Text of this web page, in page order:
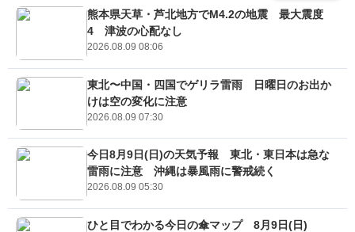
熊本県天草・芦北地方でM4.2の地震 最大震度
4 津波の心配なし
2026.08.09 08:06
東北〜中国・四国でゲリラ雷雨 日曜日のお出か
けは空の変化に注意
2026.08.09 07:30
今日8月9日(日)の天気予報 東北・東日本は急な
雷雨に注意 沖縄は暴風雨に警戒続く
2026.08.09 05:30
ひと目でわかる今日の傘マップ 8月9日(日)